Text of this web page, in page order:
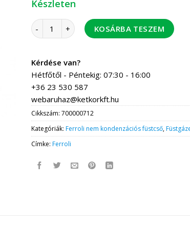
Készleten
Ferroli KWMA71U 45 fokos 80 iv mérőcson-
KOSÁRBA TESZEM
Kérdése van?
Hétfőtől - Péntekig: 07:30 - 16:00
+36 23 530 587
webaruhaz@ketkorkft.hu
Cikkszám:700000712
Kategóriák:Ferroli nem kondenzációs füstcső,
Címke:Ferroli